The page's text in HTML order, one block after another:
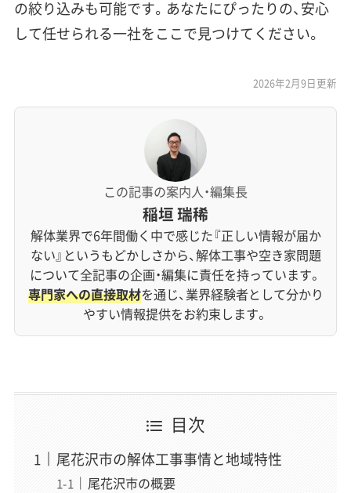
の絞り込みも可能です。あなたにぴったりの、安心
して任せられる一社をここで見つけてください。
2026年2月9日更新
この記事の案内人・編集長
稲垣 瑞稀
解体業界で6年間働く中で感じた『正しい情報が届か
ない』というもどかしさから、解体工事や空き家問題
について全記事の企画・編集に責任を持っています。
専門家への直接取材を通じ、業界経験者として分かり
やすい情報提供をお約束します。
目次
尾花沢市の解体工事事情と地域特性
尾花沢市の概要